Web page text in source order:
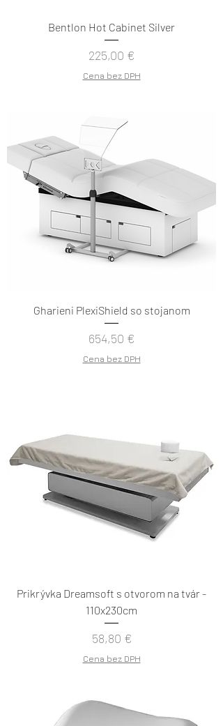
Bentlon Hot Cabinet Silver
Cena
225,00 €
Cena bez DPH
Gharieni PlexiShield so stojanom
Cena
654,50 €
Cena bez DPH
Prikrývka Dreamsoft s otvorom na tvár -
110x230cm
Cena
58,80 €
Cena bez DPH